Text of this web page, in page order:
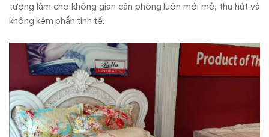
tượng làm cho không gian căn phòng luôn mới mẻ, thu hút và
không kém phần tinh tế.